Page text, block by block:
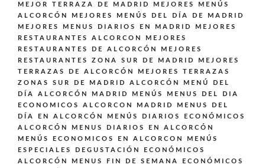
MEJOR TERRAZA DE MADRID
MEJORES MENÚS
ALCORCÓN
MEJORES MENÚS DEL DÍA DE MADRID
MEJORES MENUS DIARIOS EN MADRID
MEJORES
RESTAURANTES ALCORCON
MEJORES
RESTAURANTES DE ALCORCÓN
MEJORES
RESTAURANTES ZONA SUR DE MADRID
MEJORES
TERRAZAS DE ALCORCÓN
MEJORES TERRAZAS
ZONAS SUR DE MADRID ALCORCÓN
MENÚ DEL
DÍA ALCORCÓN MADRID
MENÚS
MENUS DEL DIA
ECONOMICOS ALCORCON MADRID
MENUS DEL
DÍA EN ALCORCÓN
MENÚS DIARIOS ECONÓMICOS
ALCORCÓN
MENUS DIARIOS EN ALCORCÓN
MENÚS ECONOMICOS EN ALCORCON
MENÚS
ESPECIALES DEGUSTACIÓN ECONÓMICOS
ALCORCÓN
MENUS FIN DE SEMANA ECONÓMICOS